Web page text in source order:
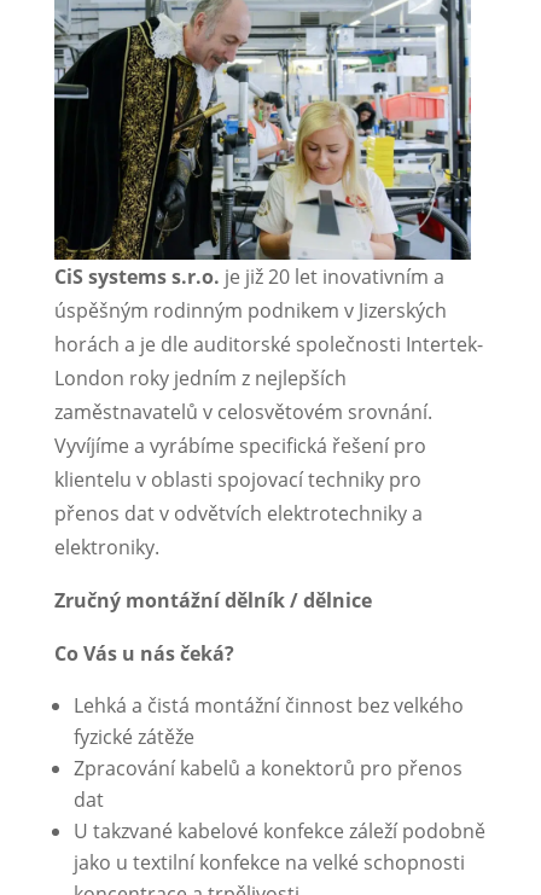
CiS systems s.r.o. je již 20 let inovativním a
úspěšným rodinným podnikem v Jizerských
horách a je dle auditorské společnosti Intertek-
London roky jedním z nejlepších
zaměstnavatelů v celosvětovém srovnání.
Vyvíjíme a vyrábíme specifická řešení pro
klientelu v oblasti spojovací techniky pro
přenos dat v odvětvích elektrotechniky a
elektroniky.
Zručný montážní dělník / dělnice
Co Vás u nás čeká?
Lehká a čistá montážní činnost bez velkého
fyzické zátěže
Zpracování kabelů a konektorů pro přenos
dat
U takzvané kabelové konfekce záleží podobně
jako u textilní konfekce na velké schopnosti